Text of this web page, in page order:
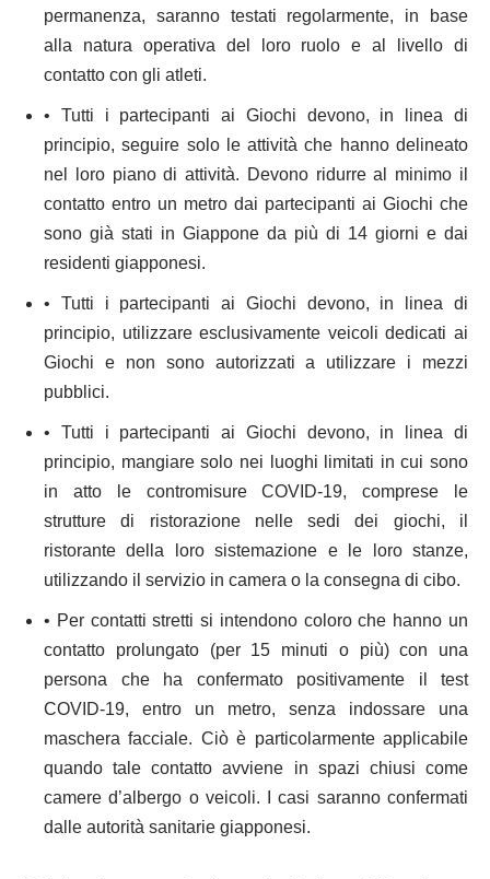
permanenza, saranno testati regolarmente, in base
alla natura operativa del loro ruolo e al livello di
contatto con gli atleti.
• Tutti i partecipanti ai Giochi devono, in linea di
principio, seguire solo le attività che hanno delineato
nel loro piano di attività. Devono ridurre al minimo il
contatto entro un metro dai partecipanti ai Giochi che
sono già stati in Giappone da più di 14 giorni e dai
residenti giapponesi.
• Tutti i partecipanti ai Giochi devono, in linea di
principio, utilizzare esclusivamente veicoli dedicati ai
Giochi e non sono autorizzati a utilizzare i mezzi
pubblici.
• Tutti i partecipanti ai Giochi devono, in linea di
principio, mangiare solo nei luoghi limitati in cui sono
in atto le contromisure COVID-19, comprese le
strutture di ristorazione nelle sedi dei giochi, il
ristorante della loro sistemazione e le loro stanze,
utilizzando il servizio in camera o la consegna di cibo.
• Per contatti stretti si intendono coloro che hanno un
contatto prolungato (per 15 minuti o più) con una
persona che ha confermato positivamente il test
COVID-19, entro un metro, senza indossare una
maschera facciale. Ciò è particolarmente applicabile
quando tale contatto avviene in spazi chiusi come
camere d’albergo o veicoli. I casi saranno confermati
dalle autorità sanitarie giapponesi.